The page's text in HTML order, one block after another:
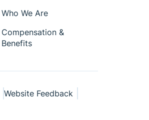
Who We Are
Compensation &
Benefits
Website Feedback